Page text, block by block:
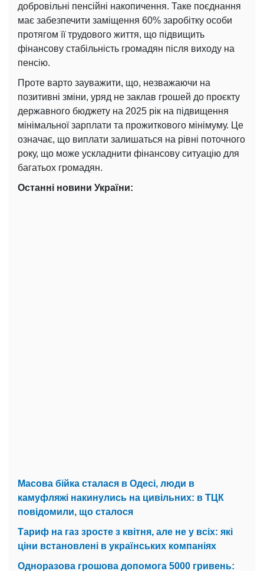
добровільні пенсійні накопичення. Таке поєднання
має забезпечити заміщення 60% заробітку особи
протягом її трудового життя, що підвищить
фінансову стабільність громадян після виходу на
пенсію.
Проте варто зауважити, що, незважаючи на
позитивні зміни, уряд не заклав грошей до проєкту
державного бюджету на 2025 рік на підвищення
мінімальної зарплати та прожиткового мінімуму. Це
означає, що виплати залишаться на рівні поточного
року, що може ускладнити фінансову ситуацію для
багатьох громадян.
Останні новини України:
Масова бійка сталася в Одесі, люди в
камуфляжі накинулись на цивільних: в ТЦК
повідомили, що сталося
Тариф на газ зросте з квітня, але не у всіх: які
ціни встановлені в українських компаніях
Одноразова грошова допомога 5000 гривень: